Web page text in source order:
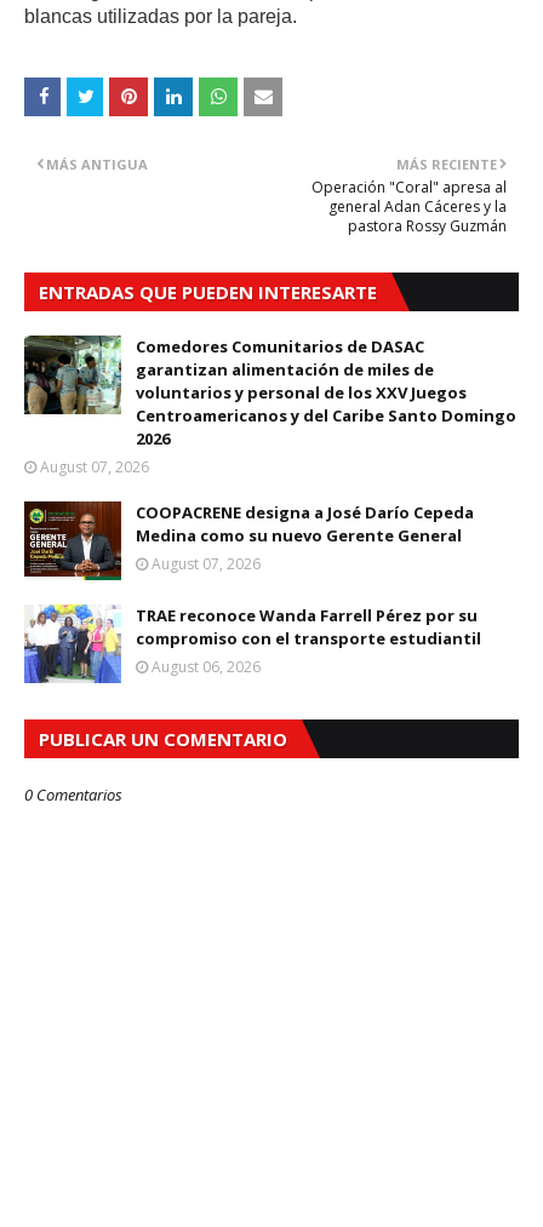
blancas utilizadas por la pareja.
MÁS RECIENTE
Operación "Coral" apresa al
general Adan Cáceres y la
pastora Rossy Guzmán
MÁS ANTIGUA
ENTRADAS QUE PUEDEN INTERESARTE
Comedores Comunitarios de DASAC
garantizan alimentación de miles de
voluntarios y personal de los XXV Juegos
Centroamericanos y del Caribe Santo Domingo
2026
August 07, 2026
COOPACRENE designa a José Darío Cepeda
Medina como su nuevo Gerente General
August 07, 2026
TRAE reconoce Wanda Farrell Pérez por su
compromiso con el transporte estudiantil
August 06, 2026
PUBLICAR UN COMENTARIO
0 Comentarios